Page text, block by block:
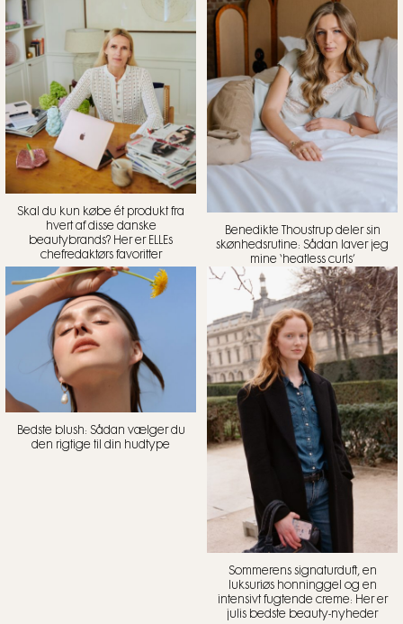
Skal du kun købe ét produkt fra
hvert af disse danske
beautybrands? Her er ELLEs
chefredaktørs favoritter
Benedikte Thoustrup deler sin
skønhedsrutine: Sådan laver jeg
mine ‘heatless curls’
Bedste blush: Sådan vælger du
den rigtige til din hudtype
Sommerens signaturduft, en
luksuriøs honninggel og en
intensivt fugtende creme: Her er
julis bedste beauty-nyheder